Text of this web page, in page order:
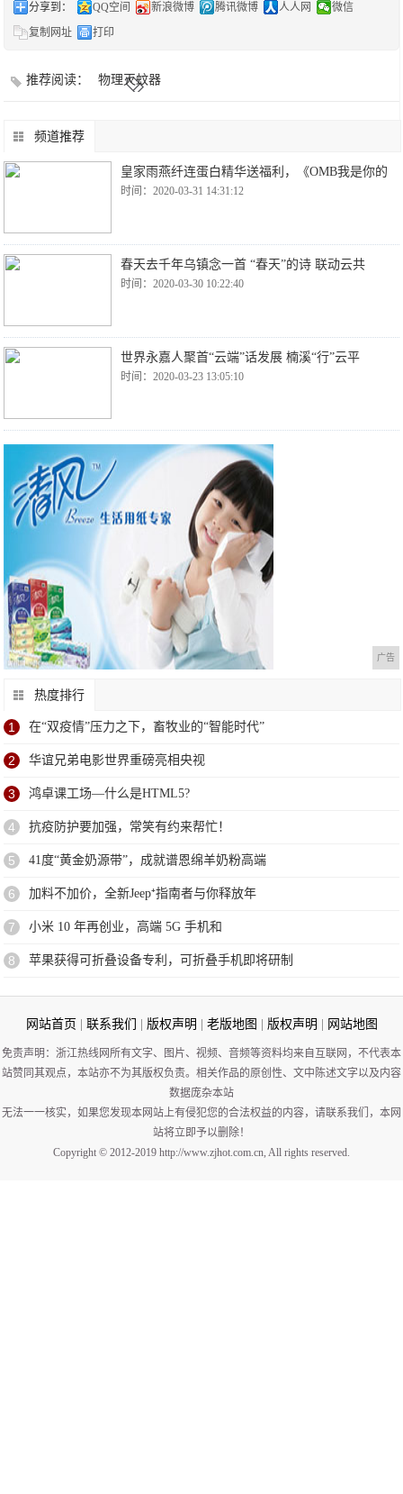
分享到： QQ空间 新浪微博 腾讯微博 人人网
微信
复制网址
打印
推荐阅读： 物理灭蚊器
频道推荐
皇家雨燕纤连蛋白精华送福利，《OMB我是你的
时间：2020-03-31 14:31:12
春天去千年乌镇念一首 “春天”的诗 联动云共
时间：2020-03-30 10:22:40
世界永嘉人聚首“云端”话发展 楠溪“行”云平
时间：2020-03-23 13:05:10
广告
热度排行
1 在“双疫情”压力之下，畜牧业的“智能时代”
2 华谊兄弟电影世界重磅亮相央视
3 鸿卓课工场—什么是HTML5?
4 抗疫防护要加强，常笑有约来帮忙！
5 41度“黄金奶源带”，成就谱恩绵羊奶粉高端
6 加料不加价，全新Jeep⁺指南者与你释放年
7 小米 10 年再创业，高端 5G 手机和
8 苹果获得可折叠设备专利，可折叠手机即将研制
网站首页 联系我们 版权声明 老版地图 版权声明 网站地图
免责声明：浙江热线网所有文字、图片、视频、音频等资料均来自互联网，不代表本
站赞同其观点，本站亦不为其版权负责。相关作品的原创性、文中陈述文字以及内容
数据庞杂本站
无法一一核实，如果您发现本网站上有侵犯您的合法权益的内容，请联系我们，本网
站将立即予以删除！
Copyright © 2012-2019 http://www.zjhot.com.cn, All rights reserved.